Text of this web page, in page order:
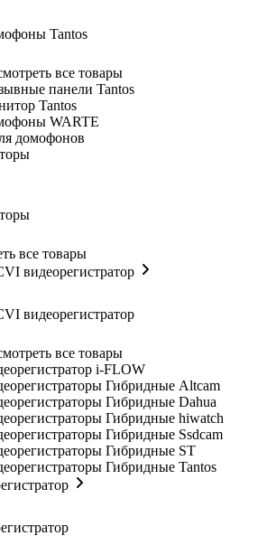
Tantos
все товары
панели Tantos
Tantos
WARTE
домофонов
все товары
видеорегистратор
видеорегистратор
все товары
i-FLOW
Гибридные Altcam
Гибридные Dahua
Гибридные hiwatch
Гибридные Ssdcam
Гибридные ST
Гибридные Tantos